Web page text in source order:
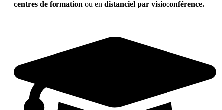
centres de formation ou en distanciel par visioconférence.